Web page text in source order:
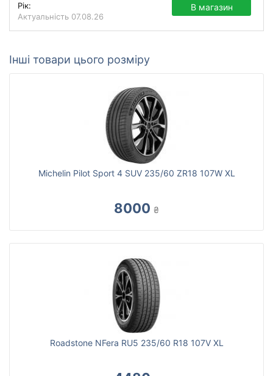
Рік:
Актуальність 07.08.26
В магазин
Інші товари цього розміру
Michelin Pilot Sport 4 SUV 235/60 ZR18 107W XL
8000 ₴
Roadstone NFera RU5 235/60 R18 107V XL